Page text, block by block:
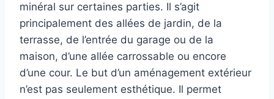
minéral sur certaines parties. Il s’agit
principalement des allées de jardin, de la
terrasse, de l’entrée du garage ou de la
maison, d’une allée carrossable ou encore
d’une cour. Le but d’un aménagement extérieur
n’est pas seulement esthétique. Il permet